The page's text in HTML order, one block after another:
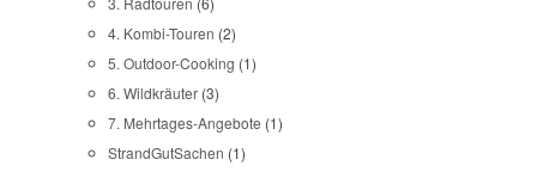
4. Kombi-Touren (2)
5. Outdoor-Cooking (1)
6. Wildkräuter (3)
7. Mehrtages-Angebote (1)
StrandGutSachen (1)